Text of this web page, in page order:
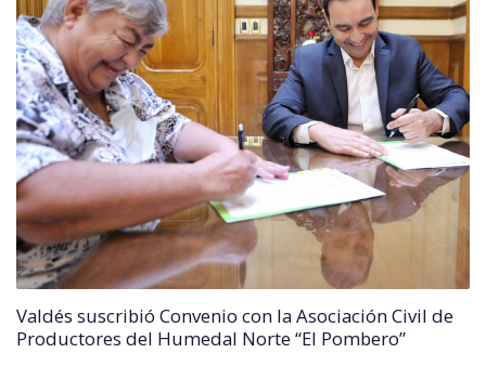
Valdés suscribió Convenio con la Asociación Civil de
Productores del Humedal Norte “El Pombero”